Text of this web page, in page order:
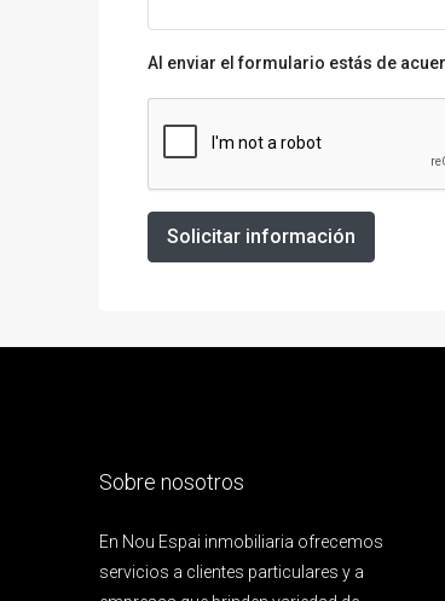
Al enviar el formulario estás de
Solicitar información
Sobre nosotros
En Nou Espai inmobiliaria ofrecemos
servicios a clientes particulares y a